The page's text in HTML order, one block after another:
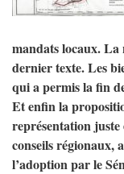
mandats locaux. La
dernier texte. Les
qui a permis la fin
Et enfin la
représentation
conseils régionaux,
l’adoption par le